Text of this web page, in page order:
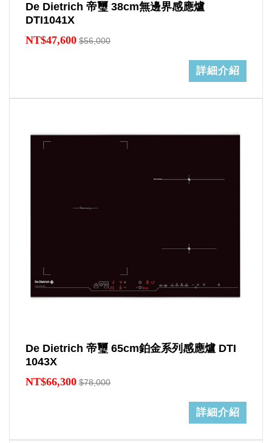
De Dietrich 帝璽 38cm無邊界感應爐
DTI1041X
NT$47,600 $56,000
詳細介紹
De Dietrich 帝璽 65cm鉑金系列感應爐 DTI
1043X
NT$66,300 $78,000
詳細介紹